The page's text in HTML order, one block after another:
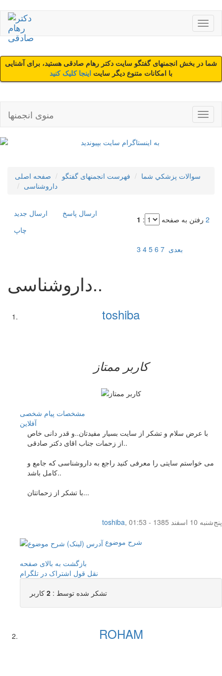
شما در بخش انجمنهای گفتگو سایت دکتر رهام صادقی هستید، برای آشنایی
با امکانات متنوع دیگر سایت اینجا کلیک کنید
منوی انجمنها
صفحه اصلی فهرست انجمنهای گفتگو
سوالات پزشکي شما
داروشناسی
ارسال جديد
ارسال پاسخ
چاپ
رفتن به صفحه :
1 2
3 4 5 6 7 بعدی
داروشناسی..
toshiba
کاربر ممتاز
مشخصات پیام شخصی
آفلاين
با عرض سلام و تشکر از سایت بسیار مفیدتان..و قدر دانی خاص
از زحمات جناب اقای دکتر صادقی..
می خواستم سایتی را معرفی کنید راجع به داروشناسی که جامع و
کامل باشد..
با تشکر از زحماتتان...
toshiba,
پنج‌شنبه 10 اسفند 1385 - 01:53
شرح موضوع
بازگشت به بالای صفحه
نقل قول اشتراک در تلگرام
تشکر شده توسط : 2 کاربر
ROHAM